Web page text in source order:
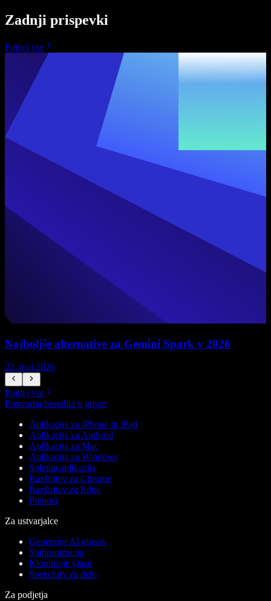
Zadnji prispevki
Poglej vse
Najboljše alternative za Gemini Spark v 2026
22. maj 2026
Poglej vse
Pretvorba besedila v govor
Aplikacija za iPhone in iPad
Aplikacija za Android
Aplikacija za Mac
Aplikacija za Windows
Spletna aplikacija
Razširitev za Chrome
Razširitev za Edge
Prenosi
Za ustvarjalce
Generator AI glasov
Sinhronizacija
Kloniranje glasu
Speechify za delo
Za podjetja